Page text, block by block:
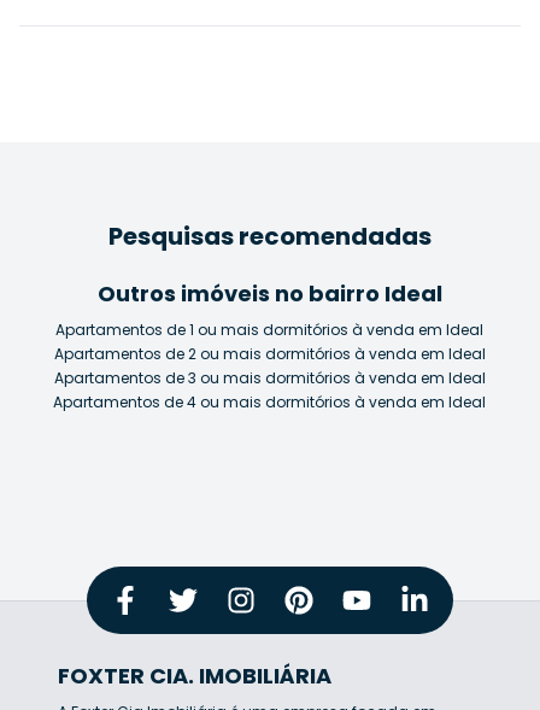
Pesquisas recomendadas
Outros imóveis no bairro Ideal
Apartamentos de 1 ou mais dormitórios à venda em Ideal
Apartamentos de 2 ou mais dormitórios à venda em Ideal
Apartamentos de 3 ou mais dormitórios à venda em Ideal
Apartamentos de 4 ou mais dormitórios à venda em Ideal
FOXTER CIA. IMOBILIÁRIA